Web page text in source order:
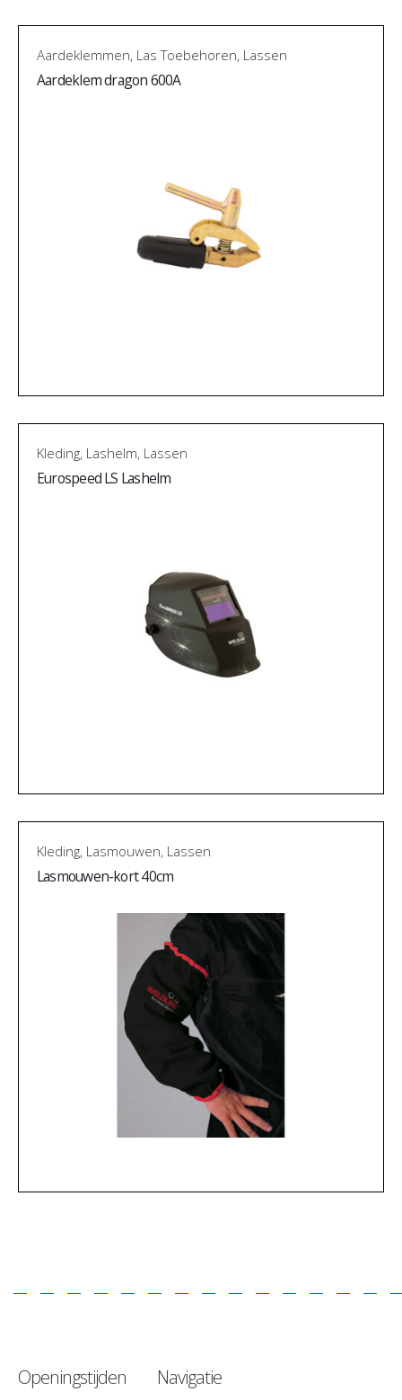
Aardeklemmen, Las Toebehoren, Lassen
Aardeklem dragon 600A
Kleding, Lashelm, Lassen
Eurospeed LS Lashelm
Kleding, Lasmouwen, Lassen
Lasmouwen-kort 40cm
Openingstijden Navigatie